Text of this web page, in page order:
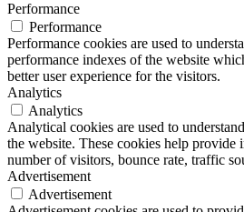
Performance
Performance
Performance cookies are used to
performance indexes of the website
better user experience for the visitors.
Analytics
Analytics
Analytical cookies are used to
the website. These cookies help provide
number of visitors, bounce rate, traffic
Advertisement
Advertisement